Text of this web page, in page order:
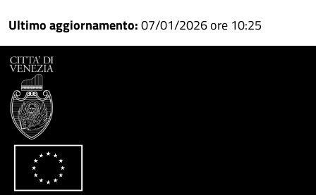
su
Facebook
Condividi
su
Condividi
Ultimo aggiornamento:07/01/2026 ore 10:25